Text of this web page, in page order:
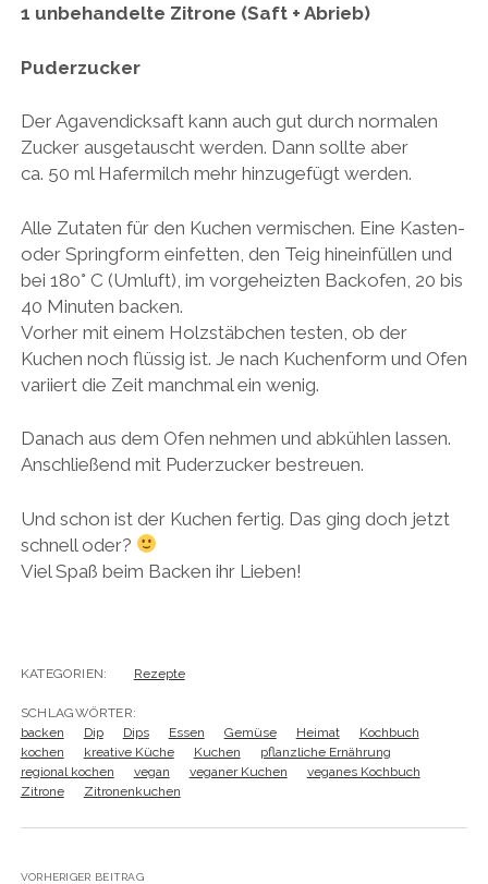
1 unbehandelte Zitrone (Saft + Abrieb)
Puderzucker
Der Agavendicksaft kann auch gut durch normalen
Zucker ausgetauscht werden. Dann sollte aber
ca. 50 ml Hafermilch mehr hinzugefügt werden.
Alle Zutaten für den Kuchen vermischen. Eine Kasten-
oder Springform einfetten, den Teig hineinfüllen und
bei 180° C (Umluft), im vorgeheizten Backofen, 20 bis
40 Minuten backen.
Vorher mit einem Holzstäbchen testen, ob der
Kuchen noch flüssig ist. Je nach Kuchenform und Ofen
variiert die Zeit manchmal ein wenig.
Danach aus dem Ofen nehmen und abkühlen lassen.
Anschließend mit Puderzucker bestreuen.
Und schon ist der Kuchen fertig. Das ging doch jetzt
schnell oder?
Viel Spaß beim Backen ihr Lieben!
KATEGORIEN: Rezepte
SCHLAGWÖRTER:
backen
Dip Dips Essen Gemüse Heimat
Kochbuch
kochen
kreative Küche Kuchen
pflanzliche Ernährung
regional kochen
vegan veganer Kuchen
veganes Kochbuch
Zitrone
Zitronenkuchen
VORHERIGER BEITRAG